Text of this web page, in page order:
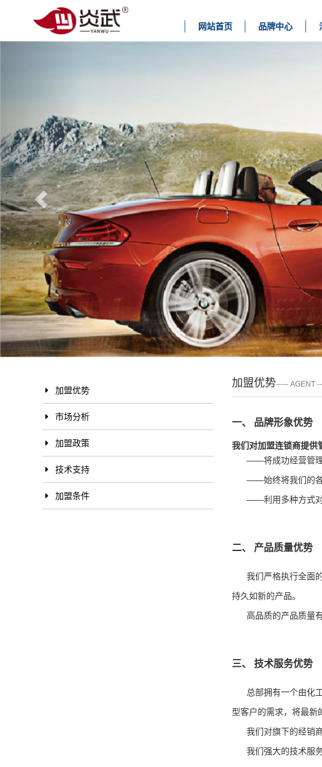
网站首页 品牌中心
加盟优势
市场分析
加盟政策
技术支持
加盟条件
加盟优势----- AGENT
一、 品牌形象优势
我们对加盟连锁商提供
——将成功经营管理
——始终将我们的各
——利用多种方式对
二、 产品质量优势
我们严格执行全面的
持久如新的产品。
高品质的产品质量有
三、 技术服务优势
总部拥有一个由化工
型客户的需求，将最新
我们对旗下的经销商/
我们强大的技术服务